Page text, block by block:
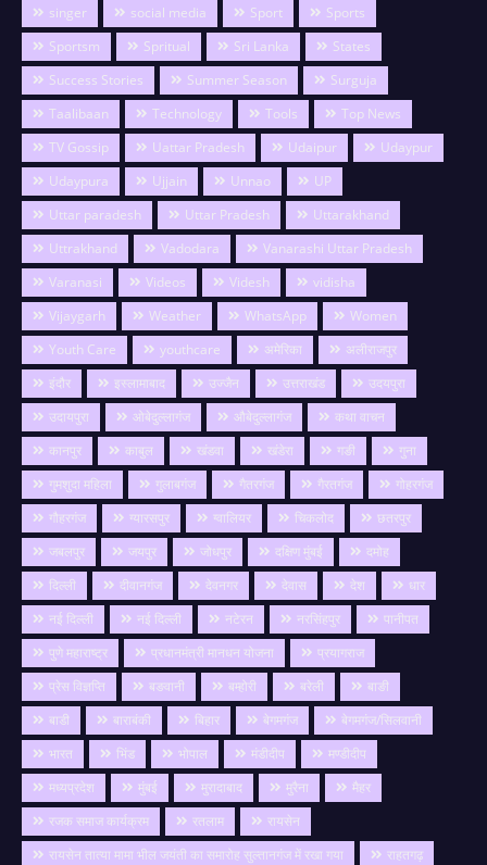
singer
social media Sport
Sports
Sportsm
Spritual Sri Lanka
States
Success Stories
Summer Season
Surguja
Taalibaan
Technology Tools
Top News
TV Gossip
Uattar Pradesh Udaipur
Udaypur
Udaypura
Ujjain Unnao
UP
Uttar paradesh
Uttar Pradesh
Uttarakhand
Uttrakhand
Vadodara
Vanarashi Uttar Pradesh
Varanasi
Videos Videsh
vidisha
Vijaygarh
Weather WhatsApp
Women
Youth Care
youthcare अमेरिका
अलीराजपुर
इंदौर
इस्लामाबाद उज्जैन उत्तराखंड
उदयपुरा
उदायपुरा
ओबेदुल्लागंज औबेदुल्लागंज
कथा वाचन
कानपुर
काबुल खंडवा खंडेरा गङी
गुना
गुमशुदा महिला
गुलाबगंज गैतरगंज गैरतगंज
गोहरगंज
गौहरगंज
ग्यारसपुर ग्वालियर चिकलोद
छतरपुर
जबलपुर
जयपुर जोधपुर दक्षिण मुंबई
दमोह
दिल्ली
दीवानगंज देवनगर देवास देश
धार
नई दिल्ली
नई दिल्ली नटेरन नरसिंहपुर
पानीपत
पुणे महाराष्ट्र
प्रधानमंत्री मानधन योजना
प्रयागराज
प्रेस विज्ञप्ति
बङवानी बम्होरी बरेली
बाङी
बाडी
बाराबंकी बिहार बेगमगंज
बेगमगंज/सिलवानी
भारत
भिंड भोपाल मंडीदीप
मण्डीदीप
मध्यप्रदेश
मुंबई मुरादाबाद मुरैना
मैहर
रजक समाज कार्यक्रम
रतलाम
रायसेन
रायसेन तात्या मामा भील जयंती का समारोह सुल्तानगंज में रखा गया
राहतगढ़